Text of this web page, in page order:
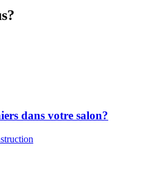
dans votre salon?